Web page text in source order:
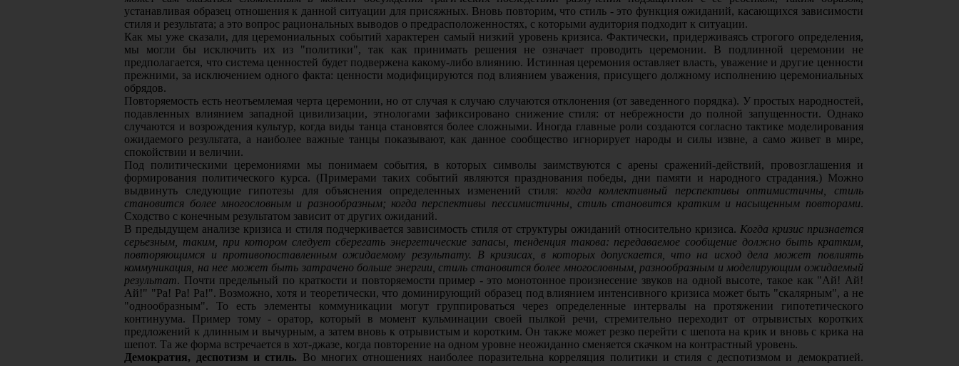
устанавливая образец отношения к данной ситуации для присяжных. Вновь повторим, что стиль - это функция ожиданий, касающихся зависимости
стиля и результата; а это вопрос рациональных выводов о предрасположенностях, с которыми аудитория подходит к ситуации.
Как мы уже сказали, для церемониальных событий характерен самый низкий уровень кризиса. Фактически, придерживаясь строгого определения,
мы могли бы исключить их из "политики", так как принимать решения не означает проводить церемонии. В подлинной церемонии не
предполагается, что система ценностей будет подвержена какому-либо влиянию. Истинная церемония оставляет власть, уважение и другие ценности
прежними, за исключением одного факта: ценности модифицируются под влиянием уважения, присущего должному исполнению церемониальных
обрядов.
Повторяемость есть неотъемлемая черта церемонии, но от случая к случаю случаются отклонения (от заведенного порядка). У простых народностей,
подавленных влиянием западной цивилизации, этнологами зафиксировано снижение стиля: от небрежности до полной запущенности. Однако
случаются и возрождения культур, когда виды танца становятся более сложными. Иногда главные роли создаются согласно тактике моделирования
ожидаемого результата, а наиболее важные танцы показывают, как данное сообщество игнорирует народы и силы извне, а само живет в мире,
спокойствии и величии.
Под политическими церемониями мы понимаем события, в которых символы заимствуются с арены сражений-действий, провозглашения и
формирования политического курса. (Примерами таких событий являются празднования победы, дни памяти и народного страдания.) Можно
выдвинуть следующие гипотезы для объяснения определенных изменений стиля: когда коллективный перспективы оптимистичны, стиль
становится более многословным и разнообразным; когда перспективы пессимистичны, стиль становится кратким и насыщенным повторами.
Сходство с конечным результатом зависит от других ожиданий.
В предыдущем анализе кризиса и стиля подчеркивается зависимость стиля от структуры ожиданий относительно кризиса. Когда кризис признается
серьезным, таким, при котором следует сберегать энергетические запасы, тенденция такова: передаваемое сообщение должно быть кратким,
повторяющимся и противопоставленным ожидаемому результату. В кризисах, в которых допускается, что на исход дела может повлиять
коммуникация, на нее может быть затрачено больше энергии, стиль становится более многословным, разнообразным и моделирующим ожидаемый
результат. Почти предельный по краткости и повторяемости пример - это монотонное произнесение звуков на одной высоте, такое как "Ай! Ай!
Ай!" "Ра! Ра! Ра!". Возможно, хотя и теоретически, что доминирующий образец под влиянием интенсивного кризиса может быть "скалярным", а не
"однообразным". То есть элементы коммуникации могут группироваться через определенные интервалы на протяжении гипотетического
континуума. Пример тому - оратор, который в момент кульминации своей пылкой речи, стремительно переходит от отрывистых коротких
предложений к длинным и вычурным, а затем вновь к отрывистым и коротким. Он также может резко перейти с шепота на крик и вновь с крика на
шепот. Та же форма встречается в хот-джазе, когда повторение на одном уровне неожиданно сменяется скачком на контрастный уровень.
Демократия, деспотизм и стиль. Во многих отношениях наиболее поразительна корреляция политики и стиля с деспотизмом и демократией.